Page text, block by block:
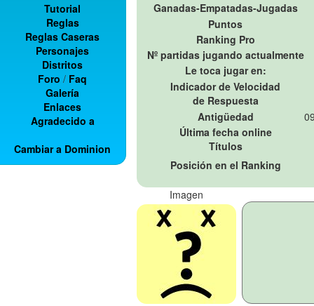
Tutorial
Reglas
Reglas Caseras
Personajes
Distritos
Foro / Faq
Galería
Enlaces
Agradecido a
Cambiar a Dominion
Ganadas-Empatadas-Jugadas
Puntos
Ranking Pro
Nº partidas jugando actualmente
Le toca jugar en:
Indicador de Velocidad
de Respuesta
Antigüedad
Última fecha online
Títulos
Posición en el Ranking
Imagen